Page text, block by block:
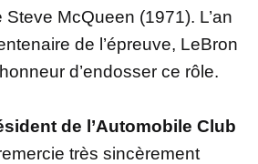
McQueen (1971). L’an
de l’épreuve, LeBron
d’endosser ce rôle.
de l’Automobile Club
très sincèrement